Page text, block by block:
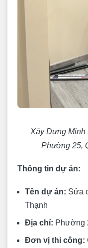
Xây Dựng Minh
Phường 25,
Thông tin dự án:
Tên dự án: Sửa
Thạnh
Địa chỉ: Phường
Đơn vị thi công: